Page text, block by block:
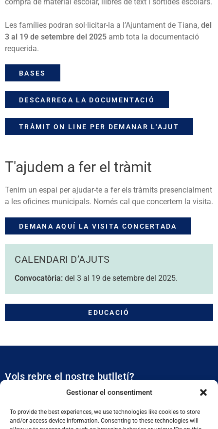
Gestionar el consentiment
To provide the best experiences, we use technologies like cookies to store
and/or access device information. Consenting to these technologies will
Les famílies podran sol·licitar-la a l’Ajuntament de Tiana, del
3 al 19 de setembre del 2025 amb tota la documentació
requerida.
BASES
DESCARREGA LA DOCUMENTACIÓ
TRÀMIT ON LINE PER DEMANAR L'AJUT
T'ajudem a fer el tràmit
Tenim un espai per ajudar-te a fer els tràmits presencialment
a les oficines municipals. Només cal que concertem la visita.
DEMANA AQUÍ LA VISITA CONCERTADA
CALENDARI D’AJUTS
Convocatòria: del 3 al 19 de setembre del 2025.
EDUCACIÓ
Vols rebre el nostre butlletí?
Et mantidrem al dia de tota l’actualitat municipal